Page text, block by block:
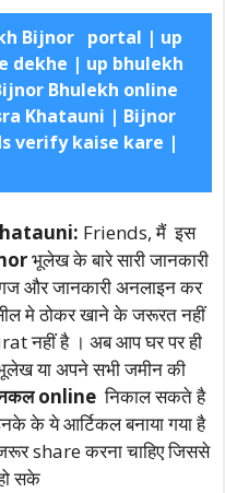
Bijnor portal | up
dekhe | up bhulekh
Bhulekh online
Khatauni | Bijnor
verify kaise kare |
Friends, मैं इस
भूलेख के बारे सारी जानकारी
और जानकारी अनलाइन कर
मे ठोकर खाने के जरूरत नहीं
नहीं है । अब आप घर पर ही
या अपने सभी जमीन की
नकल online निकाल सकते है
के ये आर्टिकल बनाया गया है
share करना चाहिए जिससे
सके